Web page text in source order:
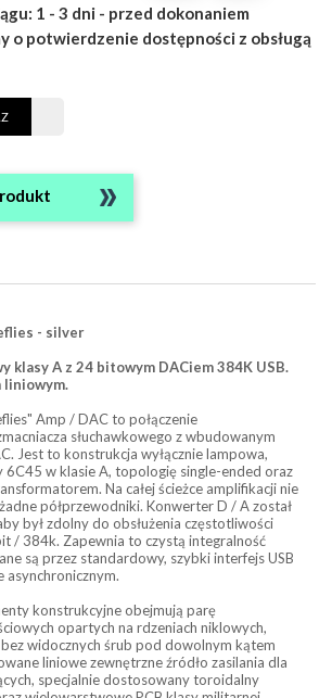
1 - 3 dni - przed dokonaniem
o potwierdzenie dostępności z obsługą
- silver
klasy A z 24 bitowym DACiem 384K USB.
liniowym.
Amp / DAC to połączenie
słuchawkowego z wbudowanym
Jest to konstrukcja wyłącznie lampowa,
w klasie A, topologię single-ended oraz
Na całej ścieżce amplifikacji nie
półprzewodniki. Konwerter D / A został
był zdolny do obsłużenia częstotliwości
/ 384k. Zapewnia to czystą integralność
są przez standardowy, szybki interfejs USB
asynchronicznym.
konstrukcyjne obejmują parę
opartych na rdzeniach niklowych,
widocznych śrub pod dowolnym kątem
liniowe zewnętrzne źródło zasilania dla
specjalnie dostosowany toroidalny